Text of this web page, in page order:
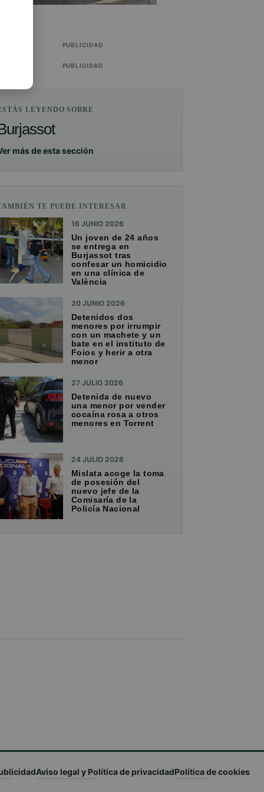
PUBLICIDAD
PUBLICIDAD
LEYENDO SOBRE
más de esta sección
TE PUEDE INTERESAR
16 JUNIO 2026
Un joven de 24 años
se entrega en
Burjassot tras
confesar un homicidio
en una clínica de
València
20 JUNIO 2026
Detenidos dos
menores por irrumpir
con un machete y un
bate en el instituto de
Foios y herir a otra
menor
27 JULIO 2026
Detenida de nuevo
una menor por vender
cocaína rosa a otros
menores en Torrent
24 JULIO 2026
Mislata acoge la toma
de posesión del
nuevo jefe de la
Comisaría de la
Policía Nacional
Aviso legal y Política de privacidadPolítica de cookies